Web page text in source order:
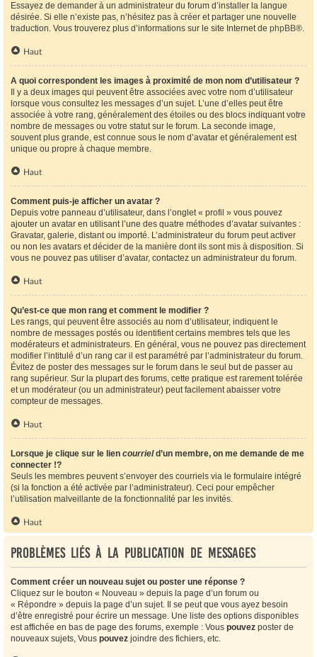
Essayez de demander à un administrateur du forum d’installer la langue
désirée. Si elle n’existe pas, n’hésitez pas à créer et partager une nouvelle
traduction. Vous trouverez plus d’informations sur le site Internet de phpBB®.
Haut
A quoi correspondent les images à proximité de mon nom d’utilisateur ?
Il y a deux images qui peuvent être associées avec votre nom d’utilisateur
lorsque vous consultez les messages d’un sujet. L’une d’elles peut être
associée à votre rang, généralement des étoiles ou des blocs indiquant votre
nombre de messages ou votre statut sur le forum. La seconde image,
souvent plus grande, est connue sous le nom d’avatar et généralement est
unique ou propre à chaque membre.
Haut
Comment puis-je afficher un avatar ?
Depuis votre panneau d’utilisateur, dans l’onglet « profil » vous pouvez
ajouter un avatar en utilisant l’une des quatre méthodes d’avatar suivantes :
Gravatar, galerie, distant ou importé. L’administrateur du forum peut activer
ou non les avatars et décider de la manière dont ils sont mis à disposition. Si
vous ne pouvez pas utiliser d’avatar, contactez un administrateur du forum.
Haut
Qu’est-ce que mon rang et comment le modifier ?
Les rangs, qui peuvent être associés au nom d’utilisateur, indiquent le
nombre de messages postés ou identifient certains membres tels que les
modérateurs et administrateurs. En général, vous ne pouvez pas directement
modifier l’intitulé d’un rang car il est paramétré par l’administrateur du forum.
Évitez de poster des messages sur le forum dans le seul but de passer au
rang supérieur. Sur la plupart des forums, cette pratique est rarement tolérée
et un modérateur (ou un administrateur) peut facilement abaisser votre
compteur de messages.
Haut
Lorsque je clique sur le lien courrield’un membre, on me demande de me
connecter !?
Seuls les membres peuvent s’envoyer des courriels via le formulaire intégré
(si la fonction a été activée par l’administrateur). Ceci pour empêcher
l’utilisation malveillante de la fonctionnalité par les invités.
Haut
Problèmes liés à la publication de messages
Comment créer un nouveau sujet ou poster une réponse ?
Cliquez sur le bouton « Nouveau » depuis la page d’un forum ou
« Répondre » depuis la page d’un sujet. Il se peut que vous ayez besoin
d’être enregistré pour écrire un message. Une liste des options disponibles
est affichée en bas de page des forums, exemple : Vous pouvez poster de
nouveaux sujets, Vous pouvez joindre des fichiers, etc.